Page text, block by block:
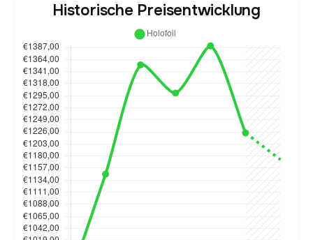
Historische Preisentwicklung